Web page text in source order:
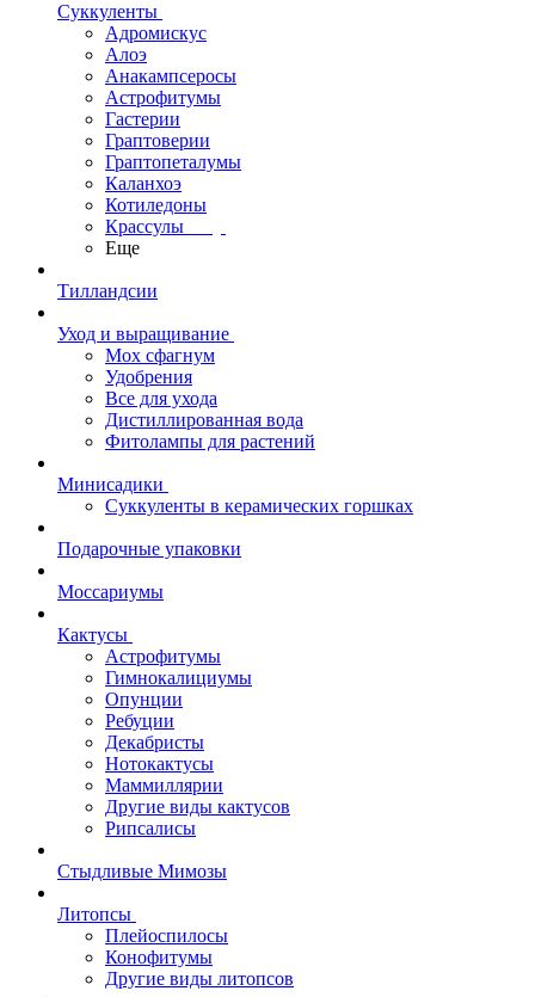
Суккуленты
Адромискус
Алоэ
Анакампсеросы
Астрофитумы
Гастерии
Граптоверии
Граптопеталумы
Каланхоэ
Котиледоны
Крассулы
Еще
Тилландсии
Уход и выращивание
Мох сфагнум
Удобрения
Все для ухода
Дистиллированная вода
Фитолампы для растений
Минисадики
Суккуленты в керамических горшках
Подарочные упаковки
Моссариумы
Кактусы
Астрофитумы
Гимнокалициумы
Опунции
Ребуции
Декабристы
Нотокактусы
Маммиллярии
Другие виды кактусов
Рипсалисы
Стыдливые Мимозы
Литопсы
Плейоспилосы
Конофитумы
Другие виды литопсов